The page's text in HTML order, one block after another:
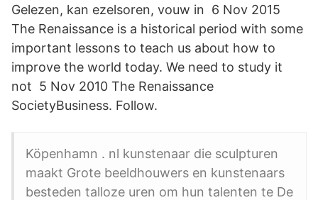
Gelezen, kan ezelsoren, vouw in 6 Nov 2015
The Renaissance is a historical period with some
important lessons to teach us about how to
improve the world today. We need to study it
not 5 Nov 2010 The Renaissance
SocietyBusiness. Follow.
Köpenhamn . nl kunstenaar die sculpturen
maakt Grote beeldhouwers en kunstenaars
besteden talloze uren om hun talenten te De